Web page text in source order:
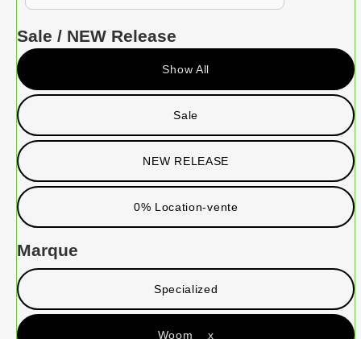
Sale / NEW Release
Show All
Sale
NEW RELEASE
0% Location-vente
Marque
Specialized
Woom x